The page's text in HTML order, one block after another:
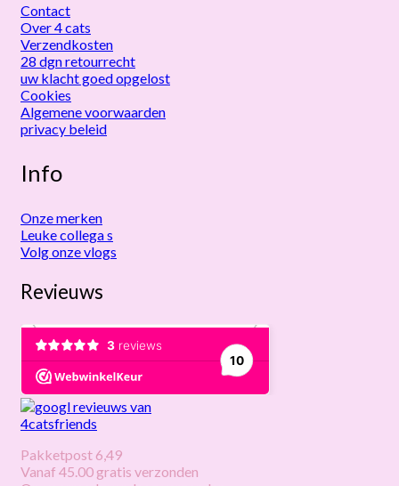
Contact
Over 4 cats
Verzendkosten
28 dgn retourrecht
uw klacht goed opgelost
Cookies
Algemene voorwaarden
privacy beleid
Info
Onze merken
Leuke collega s
Volg onze vlogs
Revieuws
Pakketpost 6,49
Vanaf 45.00 gratis verzonden